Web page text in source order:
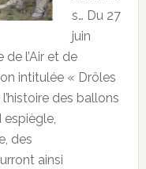
s… Du 27
juin
de l’Air et de
intitulée « Drôles
des ballons
espiègle,
des
ainsi